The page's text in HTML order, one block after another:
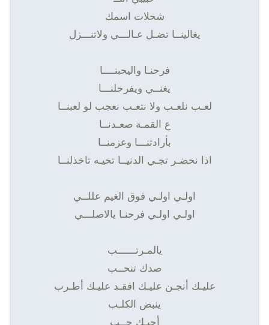
شحلات اسمك
يغالينــا تضـل عـالـــي ولاتنـــزل
فرحنـا واليحبنــــا
يغنــي ويفرحلنـــا
لعـب نلعـب ولا نتعـب نعجب لو لعبنــا
ع القمـة صعـدنــا
بأرادتنـــا وعزمنــا
اذا نحضـر تجـي الدنيــا تحيـه تاخذلنــا
اولـي اولـي فوق الغيم عللــي
اولـي اولـي فرحنـا يالاصلـــي
يالمـرتــــــب
صدك تنحــب
عليـك أنجـن عليـك افقـد عليـك أطـرب
ينبض الكلـب
أحبـك حــب